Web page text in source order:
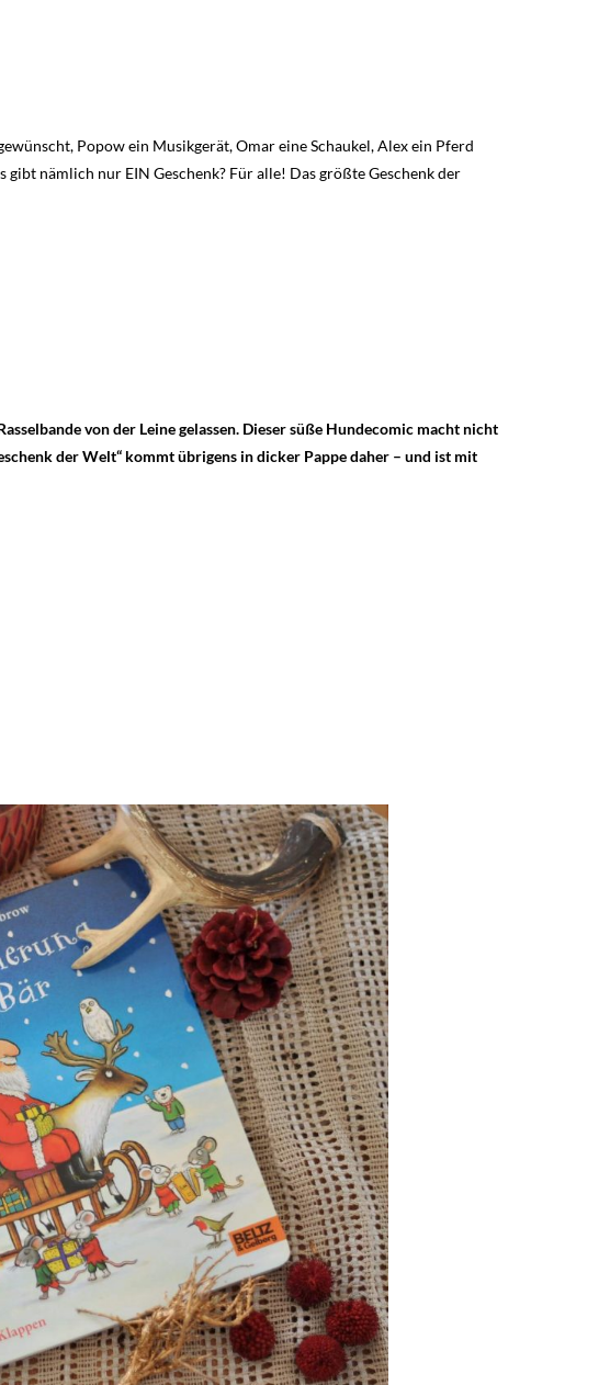
Popow ein Musikgerät, Omar eine Schaukel, Alex ein Pferd
nämlich nur EIN Geschenk? Für alle! Das größte Geschenk der
von der Leine gelassen. Dieser süße Hundecomic macht nicht
der Welt“ kommt übrigens in dicker Pappe daher – und ist mit